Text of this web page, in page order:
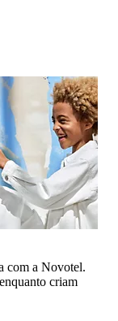
com a Novotel.
criam